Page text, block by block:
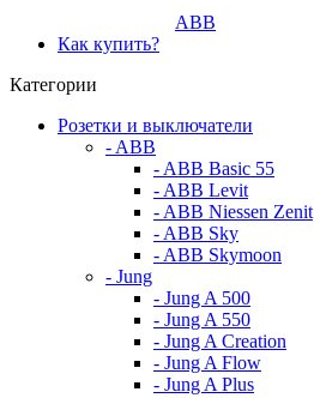
ABB
Как купить?
Категории
Розетки и выключатели
- ABB
- ABB Basic 55
- ABB Levit
- ABB Niessen Zenit
- ABB Sky
- ABB Skymoon
- Jung
- Jung A 500
- Jung A 550
- Jung A Creation
- Jung A Flow
- Jung A Plus